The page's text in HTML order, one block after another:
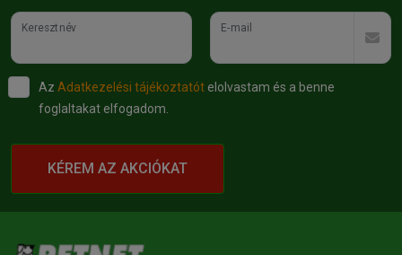
Keresztnév E-mail
Az Adatkezelési tájékoztatót elolvastam és a benne
foglaltakat elfogadom.
KÉREM AZ AKCIÓKAT